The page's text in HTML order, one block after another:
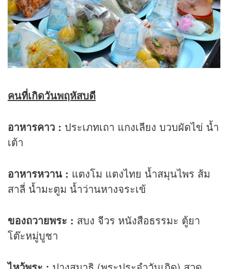
คนที่เกิดวันพฤหัสบดี
อาหารคาว : ประเภทเถา แกงเลียง บวบผัดไข่ น้ำ
เต้า
อาหารหวาน : แตงโม แตงไทย น้ำสมุนไพร ส้ม
สาลี่ น้ำมะตูม น้ำว่านหางจระเข้
ของถวายพระ : สบง จีวร หนังสือธรรมะ ตู้ยา
โต๊ะหมู่บูชา